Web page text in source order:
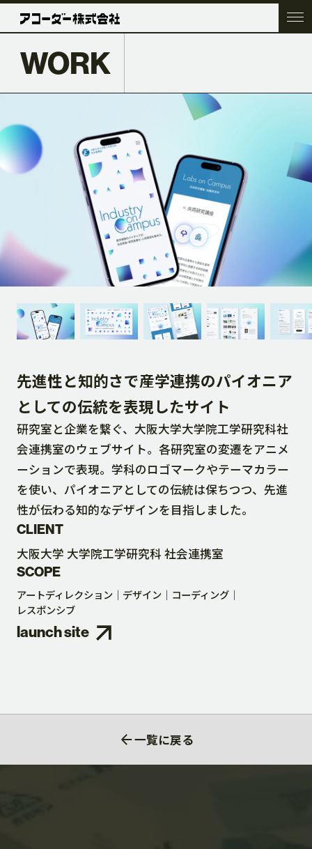
TOP
COMPANY
SERVICE
ACC BLOG
DOWNLOAD
CONTACT
RECRUIT SITE
WORK
先進性と知的さで産学連携のパイオニア
としての伝統を表現したサイト
研究室と企業を繋ぐ、大阪大学大学院工学研究科社
会連携室のウェブサイト。各研究室の変遷をアニメ
ーションで表現。学科のロゴマークやテーマカラー
を使い、パイオニアとしての伝統は保ちつつ、先進
性が伝わる知的なデザインを目指しました。
CLIENT
大阪大学 大学院工学研究科 社会連携室
SCOPE
アートディレクション デザイン
コーディング
レスポンシブ
launch site
一覧に戻る